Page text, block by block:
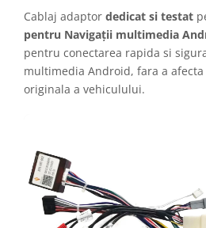
Cablaj adaptor dedicat si testat
pentru Navigații multimedia
pentru conectarea rapida si
multimedia Android, fara a
originala a vehiculului.